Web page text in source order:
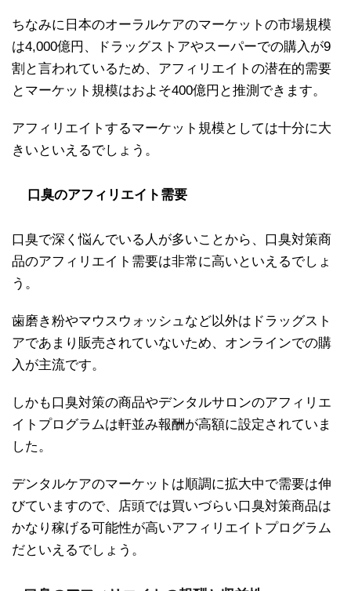
ちなみに日本のオーラルケアのマーケットの市場規模
は4,000億円、ドラッグストアやスーパーでの購入が9
割と言われているため、アフィリエイトの潜在的需要
とマーケット規模はおよそ400億円と推測できます。
アフィリエイトするマーケット規模としては十分に大
きいといえるでしょう。
口臭のアフィリエイト需要
口臭で深く悩んでいる人が多いことから、口臭対策商
品のアフィリエイト需要は非常に高いといえるでしょ
う。
歯磨き粉やマウスウォッシュなど以外はドラッグスト
アであまり販売されていないため、オンラインでの購
入が主流です。
しかも口臭対策の商品やデンタルサロンのアフィリエ
イトプログラムは軒並み報酬が高額に設定されていま
した。
デンタルケアのマーケットは順調に拡大中で需要は伸
びていますので、店頭では買いづらい口臭対策商品は
かなり稼げる可能性が高いアフィリエイトプログラム
だといえるでしょう。